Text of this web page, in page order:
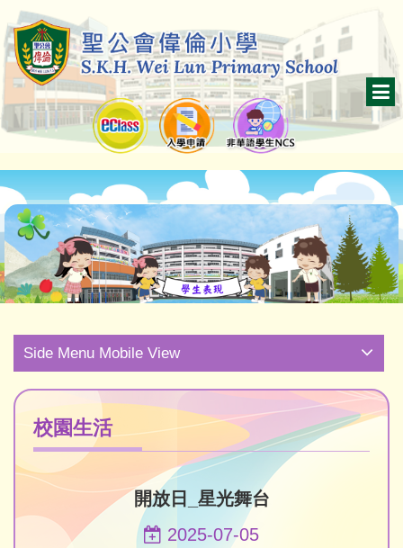
Side Menu Mobile View
校園生活
開放日_星光舞台
2025-07-05